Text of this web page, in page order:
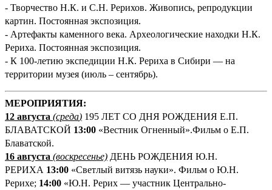
- Творчество Н.К. и С.Н. Рерихов. Живопись, репродукции
картин. Постоянная экспозиция.
- Артефакты каменного века. Археологические находки Н.К.
Рериха. Постоянная экспозиция.
- К 100-летию экспедиции Н.К. Рериха в Сибири — на
территории музея (июль – сентябрь).
МЕРОПРИЯТИЯ:
12 августа (среда) 195 ЛЕТ СО ДНЯ РОЖДЕНИЯ Е.П.
БЛАВАТСКОЙ 13:00 «Вестник Огненный».Фильм о Е.П.
Блаватской.
16 августа (воскресенье) ДЕНЬ РОЖДЕНИЯ Ю.Н.
РЕРИХА 13:00 «Светлый витязь науки». Фильм о Ю.Н.
Рерихе; 14:00 «Ю.Н. Рерих — участник Центрально-